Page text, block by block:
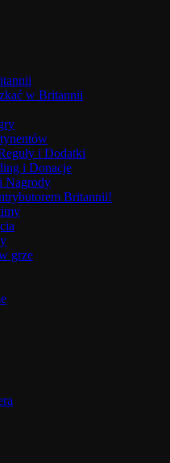
w Britannii
i Dodatki
i Donacje
Nagrody
Britannii!
grze